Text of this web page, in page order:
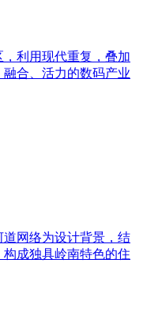
利用现代重复，叠加
合、活力的数码产业
网络为设计背景，结
成独具岭南特色的住